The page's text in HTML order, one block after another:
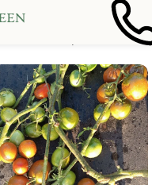
Томаты из серии "Гномы"